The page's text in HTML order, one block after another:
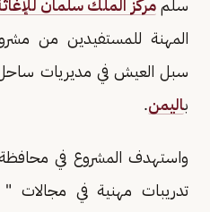
سلّممركز الملك سلمان
المهنة للمستفيدين من
سبل العيش في مديريات
باليمن.
تدريبات مهنية في مجالات "